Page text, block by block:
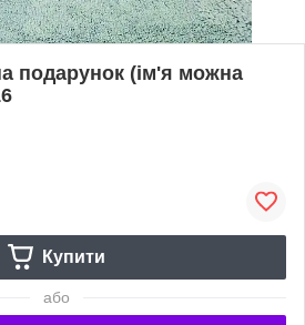
подарунок (ім'я можна
Купити
або